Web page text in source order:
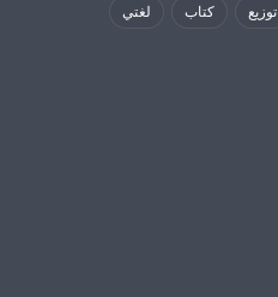
توزيع كتاب لغتي